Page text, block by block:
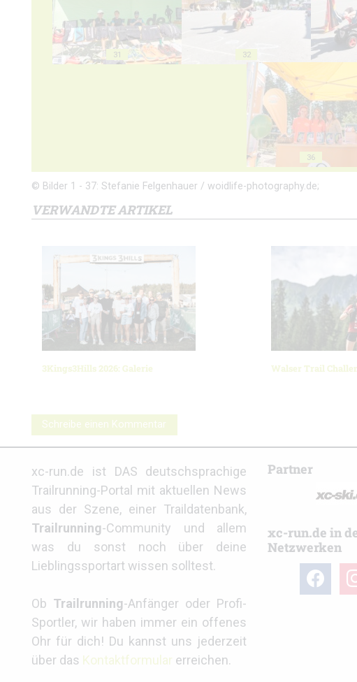
31 32
36
© Bilder 1 - 37: Stefanie Felgenhauer / woidlife-photography.de;
VERWANDTE ARTIKEL
3Kings3Hills 2026: Galerie Walser Trail
Schreibe einen Kommentar
xc-run.de ist DAS deutschsprachige
Trailrunning-Portal mit aktuellen News
aus der Szene, einer Traildatenbank,
Trailrunning-Community und allem
was du sonst noch über deine
Lieblingssportart wissen solltest.
Ob Trailrunning-Anfänger oder Profi-
Sportler, wir haben immer ein offenes
Ohr für dich! Du kannst uns jederzeit
über das Kontaktformular erreichen.
Partner
xc-run.de in
Netzwerken
facebook